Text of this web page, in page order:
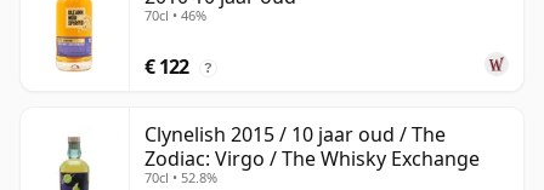
70cl • 46%
€ 122 ?
Clynelish 2015 / 10 jaar oud / The
Zodiac: Virgo / The Whisky Exchange
70cl • 52.8%